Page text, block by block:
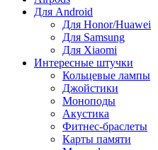
Для Android
Для Honor/Huawei
Для Samsung
Для Xiaomi
Интересные штучки
Кольцевые лампы
Джойстики
Моноподы
Акустика
Фитнес-браслеты
Карты памяти